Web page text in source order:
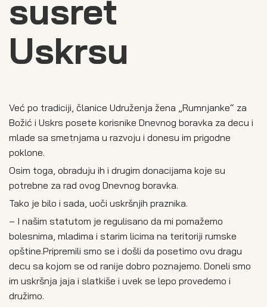
susret
Uskrsu
Već po tradiciji, članice Udruženja žena „Rumnjanke“ za
Božić i Uskrs posete korisnike Dnevnog boravka za decu i
mlade sa smetnjama u razvoju i donesu im prigodne
poklone.
Osim toga, obraduju ih i drugim donacijama koje su
potrebne za rad ovog Dnevnog boravka.
Tako je bilo i sada, uoči uskršnjih praznika.
– I našim statutom je regulisano da mi pomažemo
bolesnima, mladima i starim licima na teritoriji rumske
opštine.Pripremili smo se i došli da posetimo ovu dragu
decu sa kojom se od ranije dobro poznajemo. Doneli smo
im uskršnja jaja i slatkiše i uvek se lepo provedemo i
družimo.